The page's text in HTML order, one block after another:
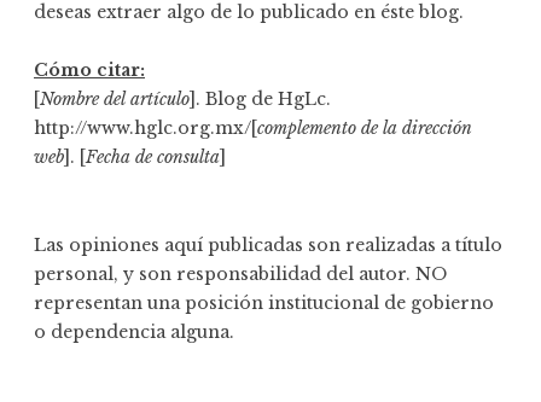
deseas extraer algo de lo publicado en éste blog.
Cómo citar:
[Nombre del artículo]. Blog de HgLc.
http://www.hglc.org.mx/[complemento de la dirección
web]. [Fecha de consulta]
Las opiniones aquí publicadas son realizadas a título
personal, y son responsabilidad del autor. NO
representan una posición institucional de gobierno
o dependencia alguna.